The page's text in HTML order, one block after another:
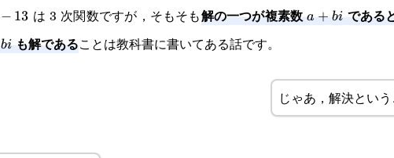
− 13 は 3 次関数ですが，そもそも解の一つが複素数a+bi
a + bi である
biも解であることは教科書に書いてある話です。
じゃあ，解決という